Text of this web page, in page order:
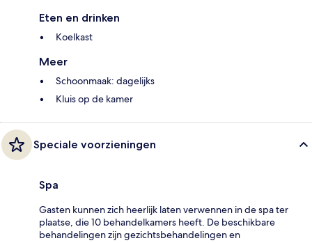
Eten en drinken
Koelkast
Meer
Schoonmaak: dagelijks
Kluis op de kamer
Speciale voorzieningen
Spa
Gasten kunnen zich heerlijk laten verwennen in de spa ter
plaatse, die 10 behandelkamers heeft. De beschikbare
behandelingen zijn gezichtsbehandelingen en